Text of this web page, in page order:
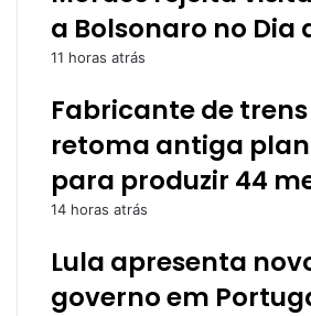
a Bolsonaro no Dia
11 horas atrás
Fabricante de
retoma antiga
para produzir 44
14 horas atrás
Lula apresenta
governo em